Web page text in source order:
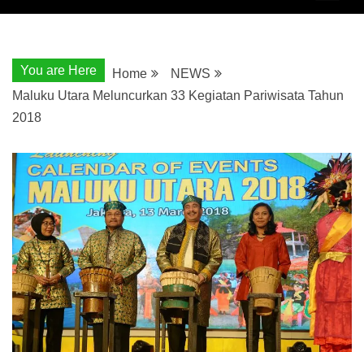
You are Here Home
NEWS
Maluku Utara Meluncurkan 33 Kegiatan Pariwisata Tahun
2018